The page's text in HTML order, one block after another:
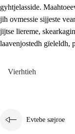
gyhtjelasside.
jïh ovmessie sijjeste
jïjtse lïereme,
laavenjostedh gïeleldh,
Vierhtieh
Evtebe sæjroe